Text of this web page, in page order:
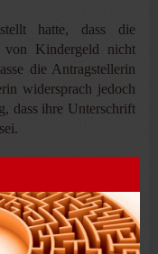
hatte, dass die
von Kindergeld nicht
die Antragstellerin
widersprach jedoch
dass ihre Unterschrift
dem Gericht mit,
im Original vorgelegt
dem Einscannen